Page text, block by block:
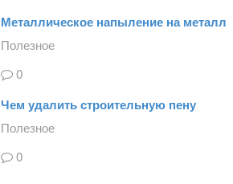
Металлическое напыление на металл
Полезное
0
Чем удалить строительную пену
Полезное
0